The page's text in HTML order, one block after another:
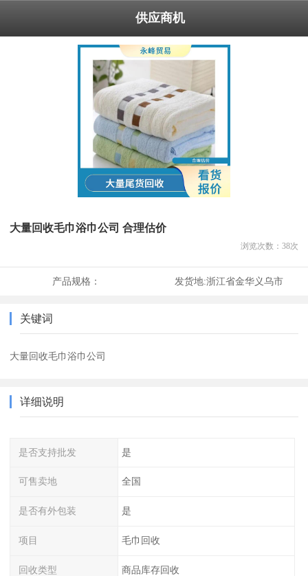
供应商机
大量回收毛巾浴巾公司 合理估价
浏览次数： 38次
产品规格： 发货地:浙江省金华义乌市
关键词
大量回收毛巾浴巾公司
详细说明
是否支持批发 是
可售卖地 全国
是否有外包装 是
项目 毛巾回收
回收类型 商品库存回收